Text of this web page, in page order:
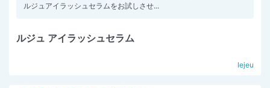
ルジュアイラッシュセラムをお試しさせ...
ルジュ アイラッシュセラム
lejeu